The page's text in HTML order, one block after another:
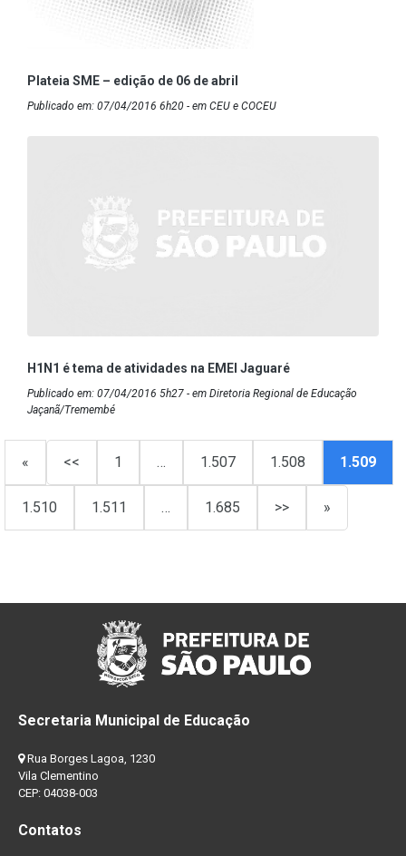
Plateia SME – edição de 06 de abril
Publicado em: 07/04/2016 6h20 - em CEU e COCEU
H1N1 é tema de atividades na EMEI Jaguaré
Publicado em: 07/04/2016 5h27 - em Diretoria Regional de Educação
Jaçanã/Tremembé
« << 1 … 1.507 1.508 1.509
1.510 1.511 … 1.685 >> »
Secretaria Municipal de Educação
Rua Borges Lagoa, 1230
Vila Clementino
CEP: 04038-003
Contatos